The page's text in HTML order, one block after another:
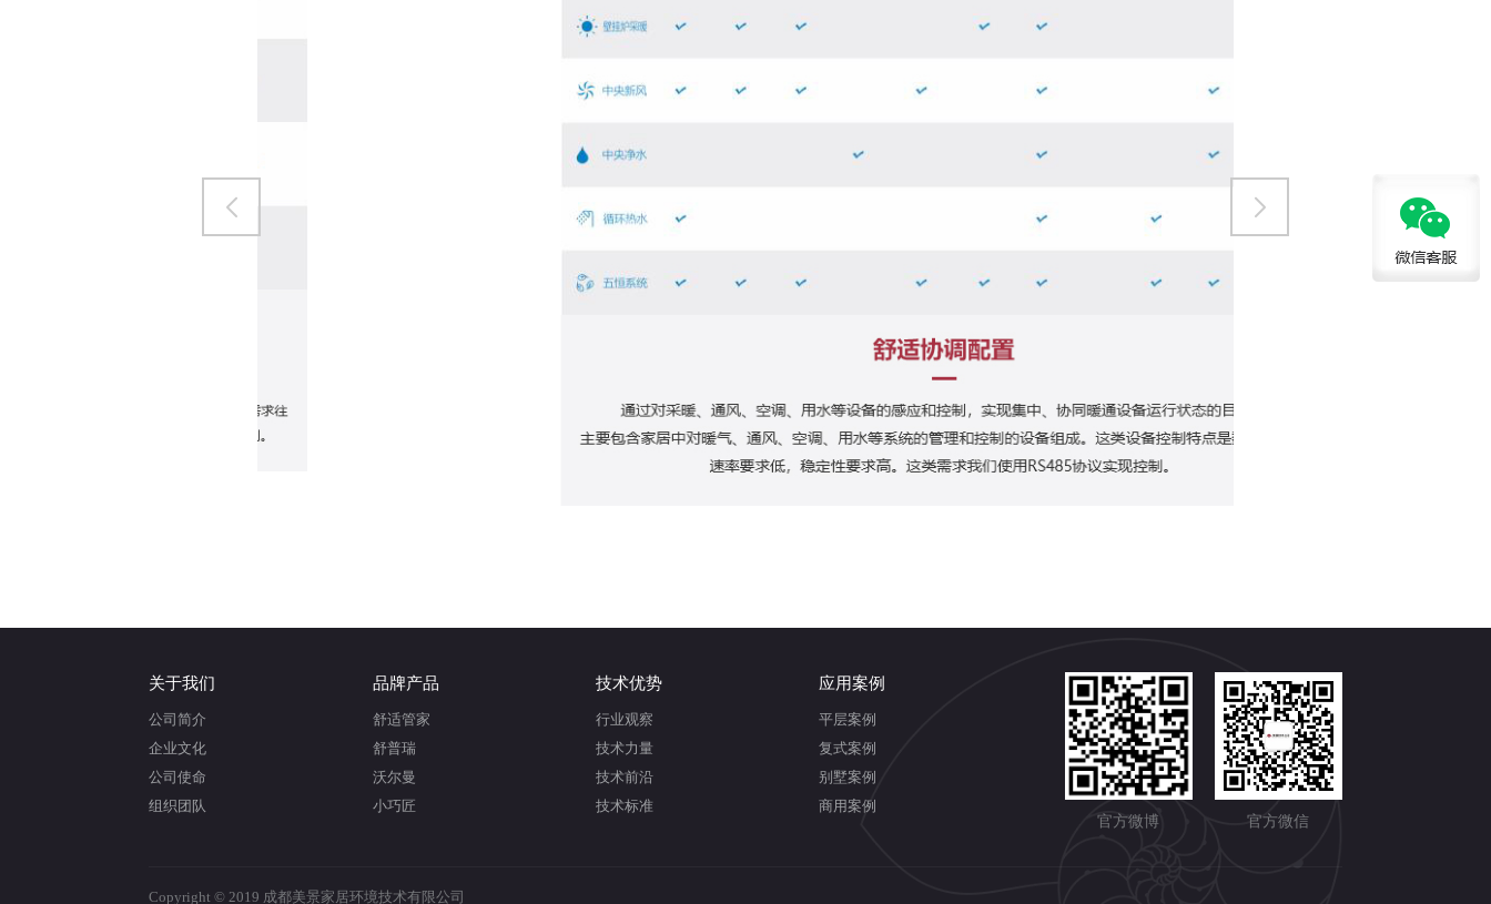
关于我们
公司简介
企业文化
公司使命
组织团队
品牌产品
舒适管家
舒普瑞
沃尔曼
小巧匠
技术优势
行业观察
技术力量
技术前沿
技术标准
应用案例
平层案例
复式案例
别墅案例
商用案例
官方微博
官方微信
Copyright © 2019 成都美景家居环境技术有限公司